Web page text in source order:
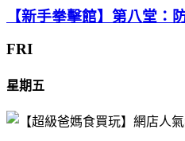
【新手拳擊館】第八堂：
FRI
星期五